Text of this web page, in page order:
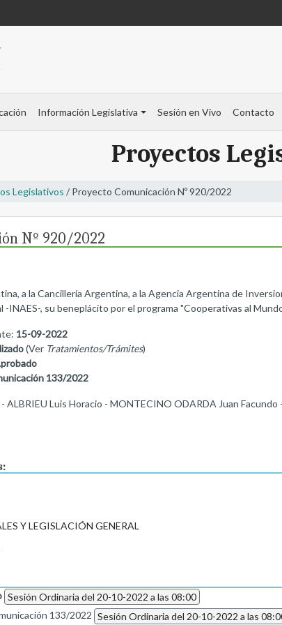
Información Legislativa Sesión en Vivo Contacto
Proyectos
Legislativos / Proyecto Comunicación Nº 920/2022
Nº 920/2022
a la Cancillería Argentina, a la Agencia Argentina de
-INAES-, su beneplácito por el programa "Cooperativas al
15-09-2022
(Ver Tratamientos/Trámites)
133/2022
ALBRIEU Luis Horacio - MONTECINO ODARDA Juan Facundo
Y LEGISLACIÓN GENERAL
Sesión Ordinaria del 20-10-2022 a las 08:00
133/2022 Sesión Ordinaria del 20-10-2022 a las